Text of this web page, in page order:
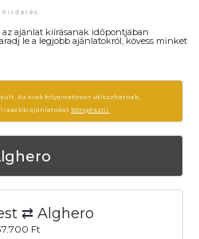
ajánlat kiírásanak időpontjában
le a legjobb ajánlatokról, kövess minket
Az árak folyamatosan változhatnak,
ajánlatokat böngészni.
⇄ Alghero
Ft